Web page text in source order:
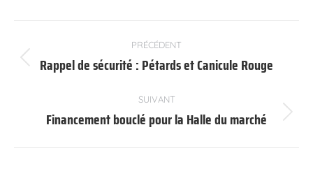
article
PRÉCÉDENT
Article
:
Rappel de sécurité : Pétards et Canicule Rouge
SUIVANT
Article
Financement bouclé pour la Halle du marché